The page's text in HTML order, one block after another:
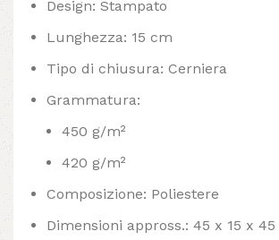
Design: Stampato
Lunghezza: 15 cm
Tipo di chiusura: Cerniera
Grammatura:
450 g/m²
420 g/m²
Composizione: Poliestere
Dimensioni appross.: 45 x 15 x